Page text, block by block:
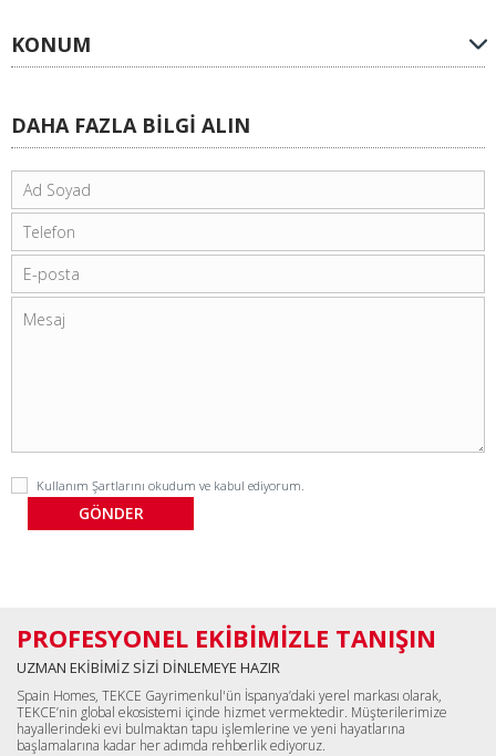
KONUM
DAHA FAZLA BİLGİ ALIN
Kullanım Şartlarını okudum ve kabul ediyorum.
PROFESYONEL EKİBİMİZLE TANIŞIN
UZMAN EKİBİMİZ SİZİ DİNLEMEYE HAZIR
Spain Homes, TEKCE Gayrimenkul'ün İspanya’daki yerel markası olarak,
TEKCE’nin global ekosistemi içinde hizmet vermektedir. Müşterilerimize
hayallerindeki evi bulmaktan tapu işlemlerine ve yeni hayatlarına
başlamalarına kadar her adımda rehberlik ediyoruz.